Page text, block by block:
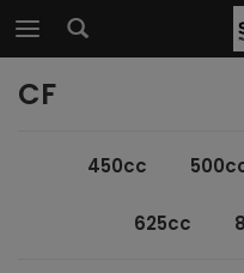
CF
450cc
625cc